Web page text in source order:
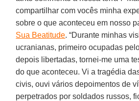
compartilhar com vocês minha
sobre o que aconteceu em nosso
Sua Beatitude. “Durante minhas
ucranianas, primeiro ocupadas
depois libertadas, tornei-me uma
do que aconteceu. Vi a tragédia
civis, ouvi vários depoimentos de
perpetrados por soldados russos,